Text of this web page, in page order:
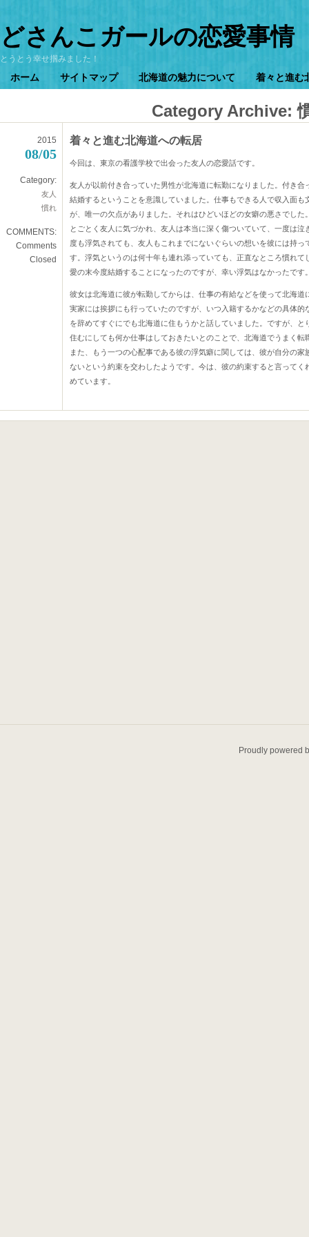
どさんこガールの恋愛事情
とうとう幸せ掴みました！
ホーム サイトマップ 北海道の魅力について 着々と進む
Category Archive:
2015
08/05
Category:
友人
慣れ
COMMENTS:
Comments
Closed
着々と進む北海道への転居
今回は、東京の看護学校で出会った友人の恋愛話です。
友人が以前付き合っていた男性が北海道に転勤になりました。付き
結婚するということを意識していました。仕事もできる人で収入面
が、唯一の欠点がありました。それはひどいほどの女癖の悪さでし
とごとく友人に気づかれ、友人は本当に深く傷ついていて、一度は
度も浮気されても、友人もこれまでにないぐらいの想いを彼には持
す。浮気というのは何十年も連れ添っていても、正直なところ慣れ
愛の末今度結婚することになったのですが、幸い浮気はなかったです
彼女は北海道に彼が転勤してからは、仕事の有給などを使って北海
実家には挨拶にも行っていたのですが、いつ入籍するかなどの具体
を辞めてすぐにでも北海道に住もうかと話していました。ですが、
住むにしても何か仕事はしておきたいとのことで、北海道でうまく
また、もう一つの心配事である彼の浮気癖に関しては、彼が自分の
ないという約束を交わしたようです。今は、彼の約束すると言って
めています。
Proudly powered